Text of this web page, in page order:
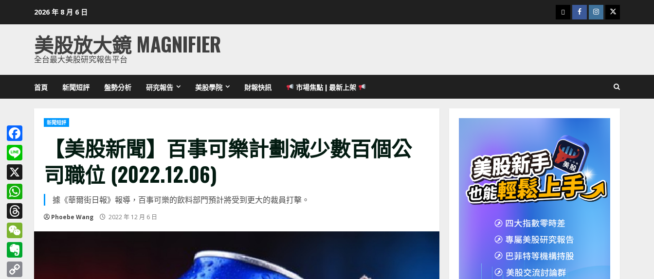
2026 年 8 月 6 日
下
載
Facebook
Instagram
Twitter
美股放大鏡 MAGNIFIER
全台最大美股研究報告平台
首頁 新聞短評 盤勢分析 研究報告 美股學院 財報快訊 市場焦點 | 最新上架
新聞短評
【美股新聞】百事可樂計劃減少數百個公
司職位 (2022.12.06)
據《華爾街日報》報導，百事可樂的飲料部門預計將受到更大的裁員打擊。
Phoebe Wang 2022 年 12 月 6 日
Facebook
Line
X
WhatsApp
Threads
WeChat
Evernote